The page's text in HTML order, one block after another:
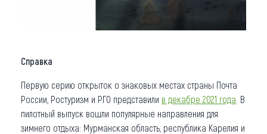
Справка
Первую серию открыток о знаковых местах страны Почта
России, Ростуризм и РГО представили в декабре 2021 года . В
пилотный выпуск вошли популярные направления для
зимнего отдыха: Мурманская область, республика Карелия и